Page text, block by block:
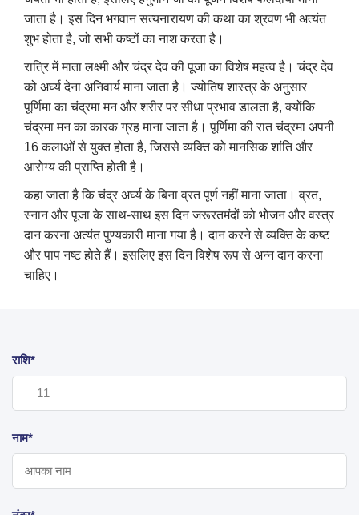
जाता है। इस दिन भगवान सत्यनारायण की कथा का श्रवण भी अत्यंत
शुभ होता है, जो सभी कष्टों का नाश करता है।
रात्रि में माता लक्ष्मी और चंद्र देव की पूजा का विशेष महत्व है। चंद्र देव
को अर्घ्य देना अनिवार्य माना जाता है। ज्योतिष शास्त्र के अनुसार
पूर्णिमा का चंद्रमा मन और शरीर पर सीधा प्रभाव डालता है, क्योंकि
चंद्रमा मन का कारक ग्रह माना जाता है। पूर्णिमा की रात चंद्रमा अपनी
16 कलाओं से युक्त होता है, जिससे व्यक्ति को मानसिक शांति और
आरोग्य की प्राप्ति होती है।
कहा जाता है कि चंद्र अर्घ्य के बिना व्रत पूर्ण नहीं माना जाता। व्रत,
स्नान और पूजा के साथ-साथ इस दिन जरूरतमंदों को भोजन और वस्त्र
दान करना अत्यंत पुण्यकारी माना गया है। दान करने से व्यक्ति के कष्ट
और पाप नष्ट होते हैं। इसलिए इस दिन विशेष रूप से अन्न दान करना
चाहिए।
राशि*
नाम*